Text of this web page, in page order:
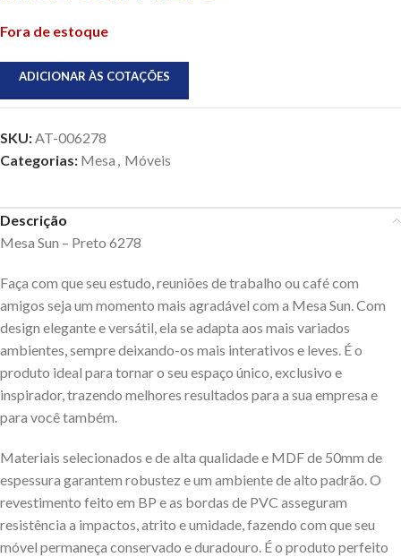
Fora de estoque
ADICIONAR ÀS COTAÇÕES
SKU:AT-006278
Categorias: Mesa , Móveis
Descrição
Mesa Sun – Preto 6278
Faça com que seu estudo, reuniões de trabalho ou café com
amigos seja um momento mais agradável com a Mesa Sun. Com
design elegante e versátil, ela se adapta aos mais variados
ambientes, sempre deixando-os mais interativos e leves. É o
produto ideal para tornar o seu espaço único, exclusivo e
inspirador, trazendo melhores resultados para a sua empresa e
para você também.
Materiais selecionados e de alta qualidade e MDF de 50mm de
espessura garantem robustez e um ambiente de alto padrão. O
revestimento feito em BP e as bordas de PVC asseguram
resistência a impactos, atrito e umidade, fazendo com que seu
móvel permaneça conservado e duradouro. É o produto perfeito